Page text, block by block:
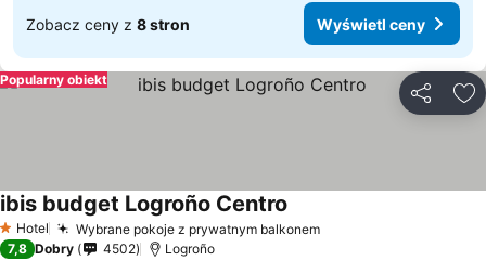
Zobacz ceny z 8 stron Wyświetl ceny
Popularny obiekt
1 Kategoria
Hotel Wybrane pokoje z prywatnym balkonem
ibis budget Logroño Centro
7,8 Dobry 4502 Logroño